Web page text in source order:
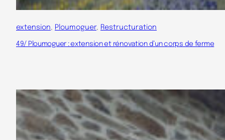
extension, Ploumoguer, Restructuration
49/ Ploumoguer : extension et rénovation d’un corps de ferme